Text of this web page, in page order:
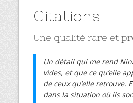
Citations
Une qualité rare et
Un détail qui me rend
vides, et que ce qu’elle
de ceux qu’elle retrouve.
dans la situation où ils